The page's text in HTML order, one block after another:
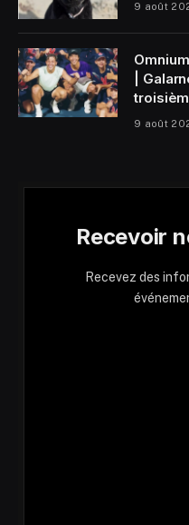
9 août
|
9 août
Recevoir
Recevez des